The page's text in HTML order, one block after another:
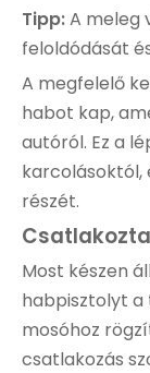
Tipp:A meleg
feloldódását
A megfelelő
habot kap,
autóról. Ez a
karcolásoktól,
részét.
Most készen
habpisztolyt a
mosóhoz
csatlakozás